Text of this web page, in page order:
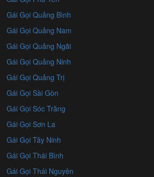
Gái Gọi Quảng Bình
Gái Gọi Quảng Nam
Gái Gọi Quảng Ngãi
Gái Gọi Quảng Ninh
Gái Gọi Quảng Trị
Gái Gọi Sài Gòn
Gái Gọi Sóc Trăng
Gái Gọi Sơn La
Gái Gọi Tây Ninh
Gái Gọi Thái Bình
Gái Gọi Thái Nguyên